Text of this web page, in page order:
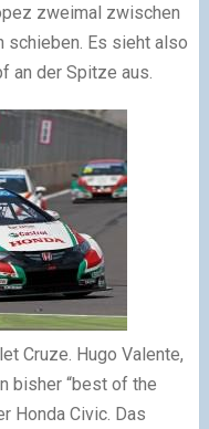
zweimal zwischen
schieben. Es sieht also
an der Spitze aus.
Cruze. Hugo Valente,
bisher “best of the
Honda Civic. Das